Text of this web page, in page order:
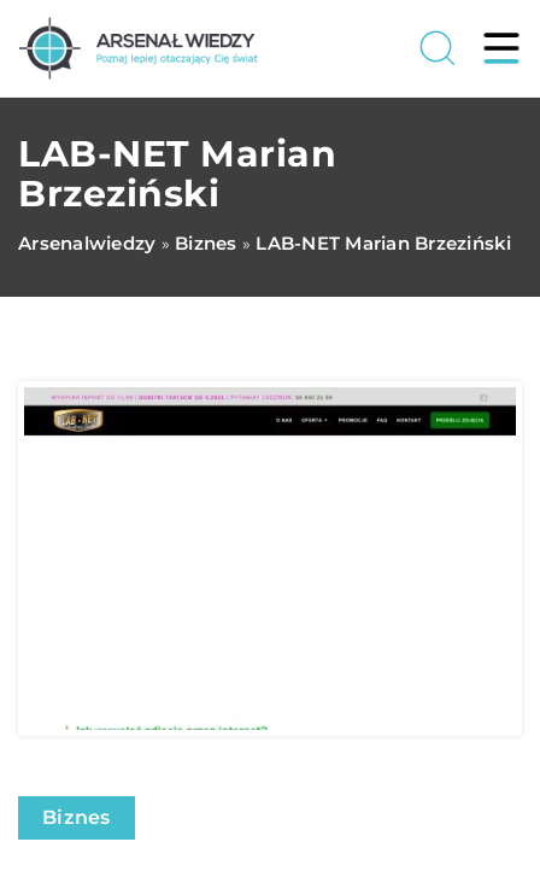
LAB-NET Marian
Brzeziński
Arsenalwiedzy » Biznes » LAB-NET Marian Brzeziński
Biznes